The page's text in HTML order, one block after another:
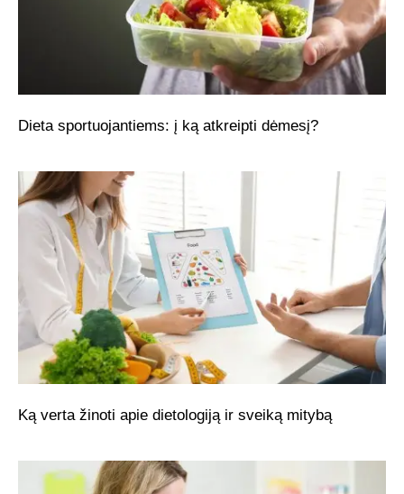
Dieta sportuojantiems: į ką atkreipti dėmesį?
Ką verta žinoti apie dietologiją ir sveiką mitybą